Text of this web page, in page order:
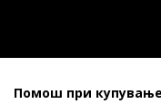
Помош при купување